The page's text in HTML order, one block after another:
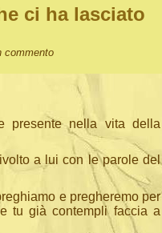
ci ha lasciato
commento
presente nella vita della
a lui con le parole del
e pregheremo per
tu già contempli faccia a